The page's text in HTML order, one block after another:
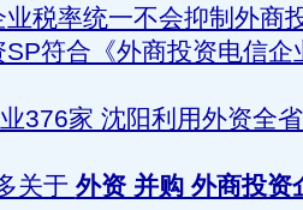
税率统一不会抑制外商
符合《外商投资电信企
376家 沈阳利用外资全
关于 外资 并购 外商投资